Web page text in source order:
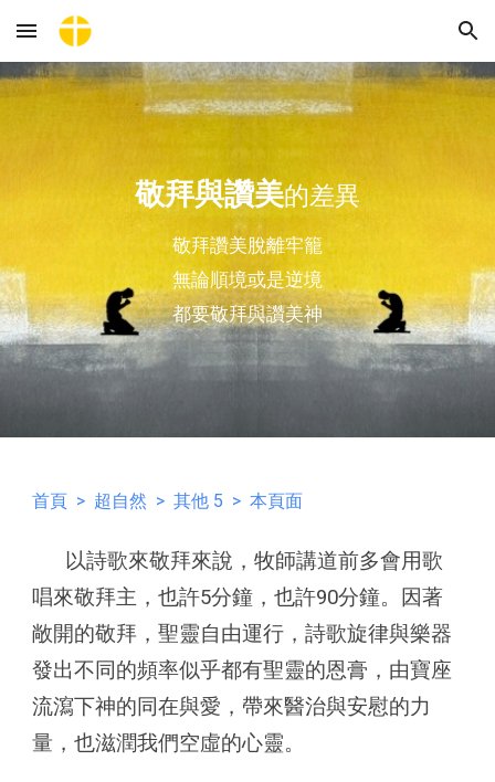
Skip to main content Skip to navigation
敬拜與讚美的差異
敬拜讚美脫離牢籠
無論順境或是逆境
都要敬拜與讚美神
首頁 > 超自然 >其他 5 > 本頁面
以詩歌來敬拜來說，牧師講道前多會用歌
唱來敬拜主，也許5分鐘，也許90分鐘。因著
敞開的敬拜，聖靈自由運行，詩歌旋律與樂器
發出不同的頻率似乎都有聖靈的恩膏，由寶座
流瀉下神的同在與愛，帶來醫治與安慰的力
量，也滋潤我們空虛的心靈。